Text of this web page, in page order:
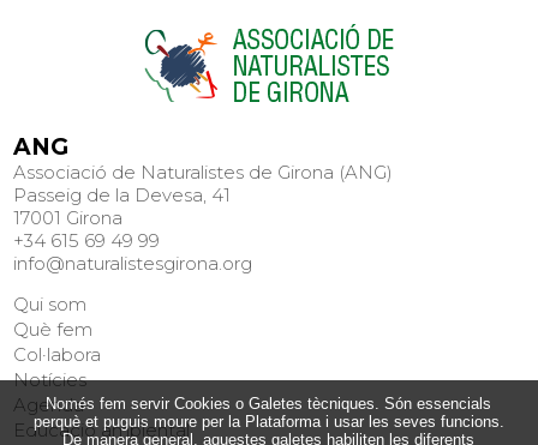
ANG
Associació de Naturalistes de Girona (ANG)
Passeig de la Devesa, 41
17001 Girona
+34 615 69 49 99
info@naturalistesgirona.org
Qui som
Què fem
Col·labora
Notícies
Agenda
Educació ambiental
Només fem servir Cookies o Galetes tècniques. Són essencials
perquè et puguis moure per la Plataforma i usar les seves funcions.
De manera general, aquestes galetes habiliten les diferents